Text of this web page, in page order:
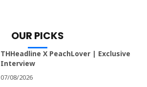
OUR PICKS
THHeadline X PeachLover | Exclusive
Interview
07/08/2026